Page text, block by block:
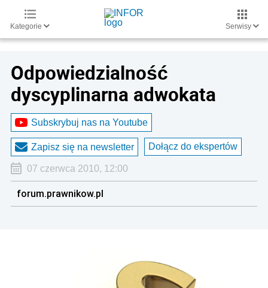
Kategorie Serwisy
Odpowiedzialność
dyscyplinarna adwokata
Subskrybuj nas na Youtube
Zapisz się na newsletter Dołącz do ekspertów
07 czerwca 2010, 12:00
forum.prawnikow.pl